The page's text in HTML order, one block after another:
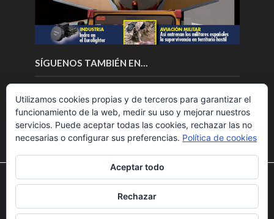
SÍGUENOS TAMBIÉN EN…
Copyright © 2018.Fly News.Noticias aerospacial
UAS aviación comercial
Utilizamos cookies para ofrecerte la mejor experiencia en
nuestra web.
Puedes aprender más sobre qué cookies utilizamos o
desactivarlas en losajustes.
Utilizamos cookies propias y de terceros para garantizar el
funcionamiento de la web, medir su uso y mejorar nuestros
servicios. Puede aceptar todas las cookies, rechazar las no
necesarias o configurar sus preferencias. Política de cookies
Aceptar todo
Rechazar